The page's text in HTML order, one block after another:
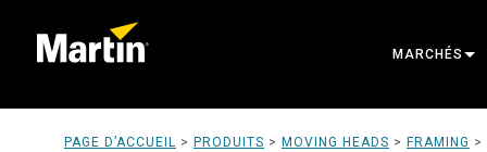
MARCHÉS
PAGE D’ACCUEIL > PRODUITS > MOVING HEADS > FRAMING >